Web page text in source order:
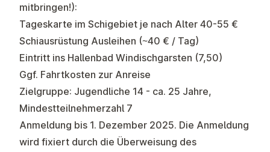
mitbringen!):
Tageskarte im Schigebiet je nach Alter 40-55 €
Schiausrüstung Ausleihen (~40 € / Tag)
Eintritt ins Hallenbad Windischgarsten (7,50)
Ggf. Fahrtkosten zur Anreise
Zielgruppe: Jugendliche 14 - ca. 25 Jahre,
Mindestteilnehmerzahl 7
Anmeldung bis 1. Dezember 2025. Die Anmeldung
wird fixiert durch die Überweisung des